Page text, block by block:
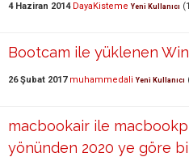
4 Haziran 2014 DayaKisteme Yeni Kullanıcı (
Bootcam ile yüklenen
26 Şubat 2017 muhammedali Yeni Kullanıcı
macbookair ile
yönünden 2020 ye göre